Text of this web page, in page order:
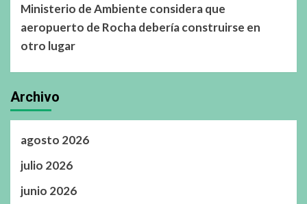
Ministerio de Ambiente considera que
aeropuerto de Rocha debería construirse en
otro lugar
Archivo
agosto 2026
julio 2026
junio 2026